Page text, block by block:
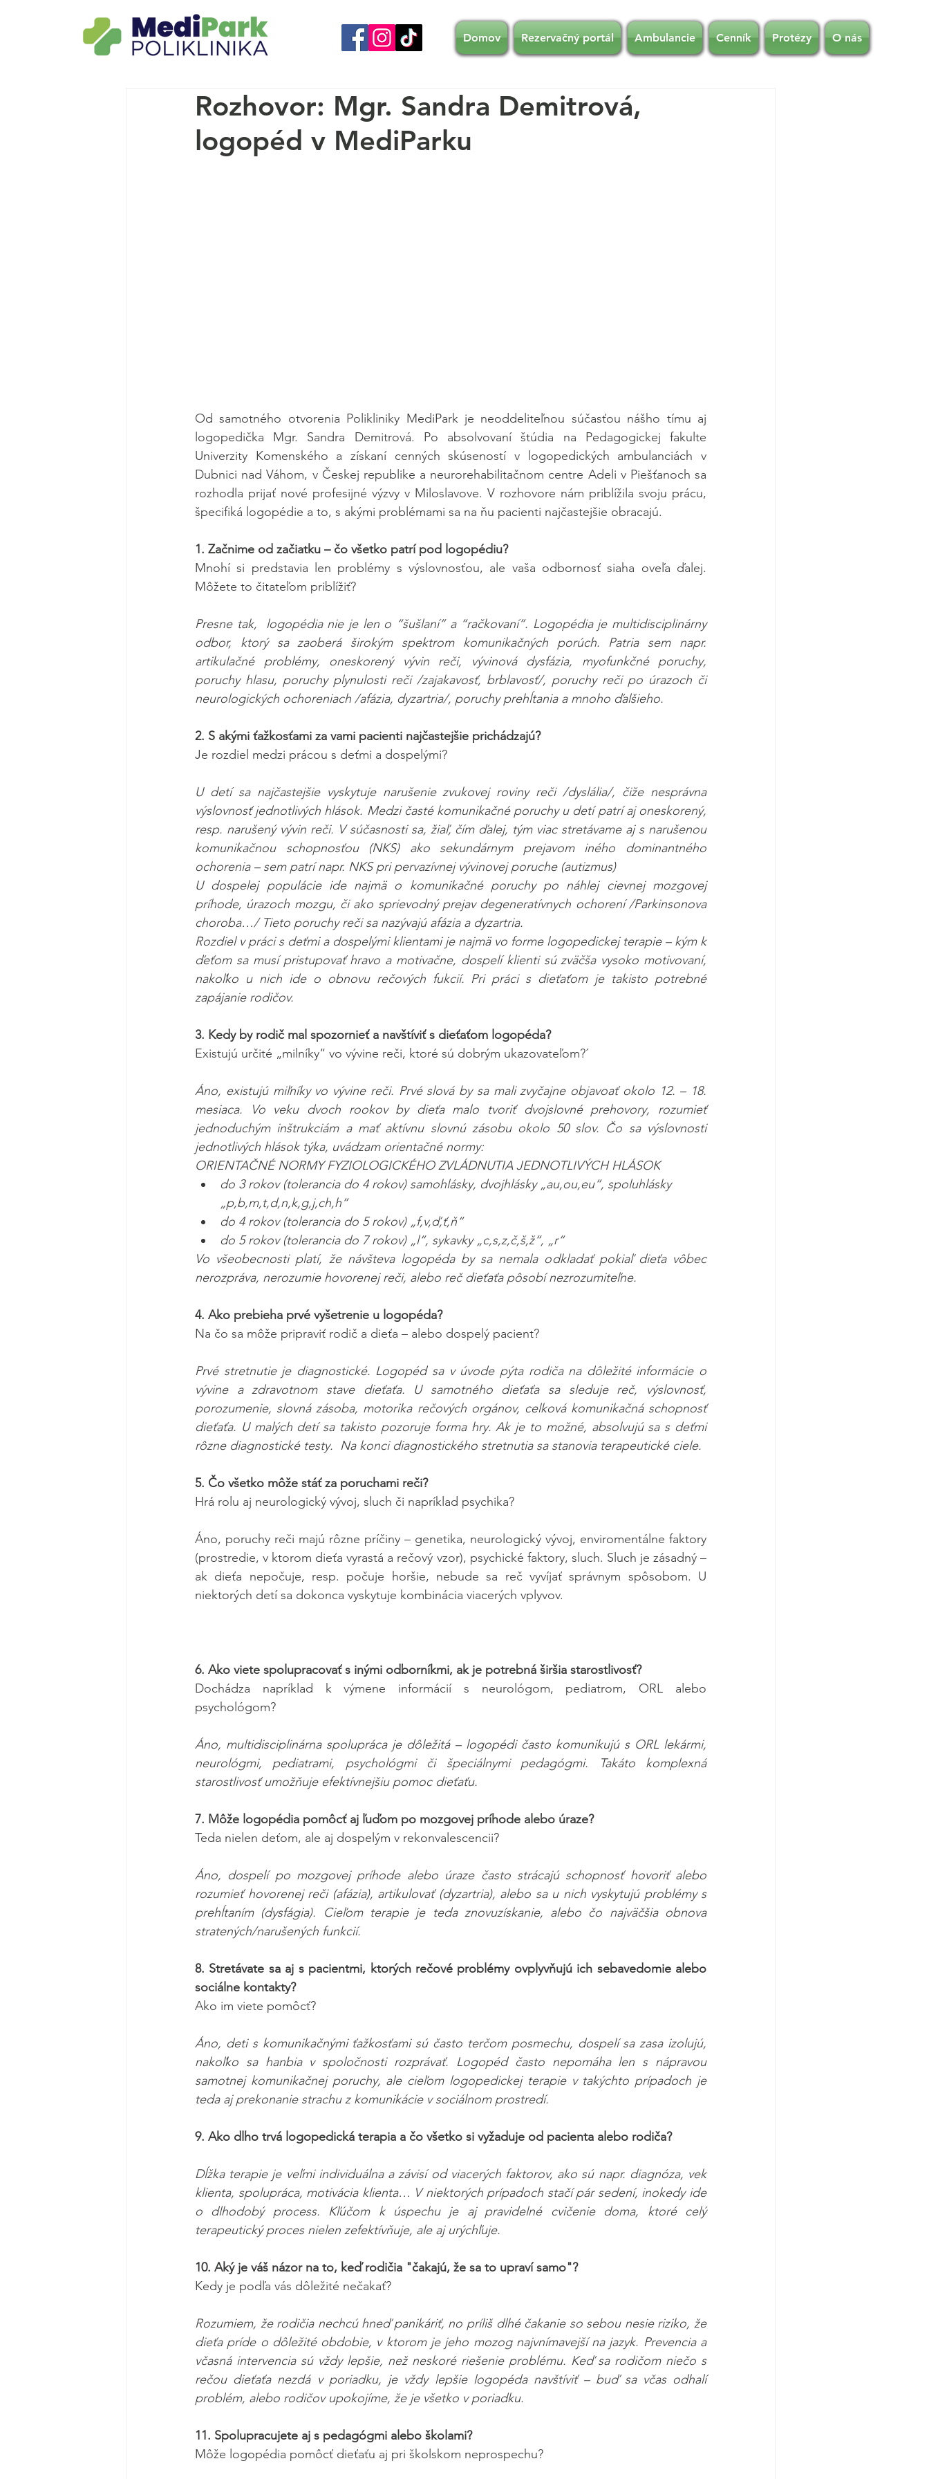
Domov Rezervačný portál Ambulancie Cenník Protézy O nás
Rozhovor: Mgr. Sandra Demitrová,
logopéd v MediParku
Od samotného otvorenia Polikliniky MediPark je neoddeliteľnou súčasťou nášho tímu aj
logopedička Mgr. Sandra Demitrová. Po absolvovaní štúdia na Pedagogickej fakulte
Univerzity Komenského a získaní cenných skúseností v logopedických ambulanciách v
Dubnici nad Váhom, v Českej republike a neurorehabilitačnom centre Adeli v Piešťanoch sa
rozhodla prijať nové profesijné výzvy v Miloslavove. V rozhovore nám priblížila svoju prácu,
špecifiká logopédie a to, s akými problémami sa na ňu pacienti najčastejšie obracajú.
1. Začnime od začiatku – čo všetko patrí pod logopédiu?
Mnohí si predstavia len problémy s výslovnosťou, ale vaša odbornosť siaha oveľa ďalej.
Môžete to čitateľom priblížiť?
Presne tak,  logopédia nie je len o “šušlaní” a “račkovaní”. Logopédia je multidisciplinárny
odbor, ktorý sa zaoberá širokým spektrom komunikačných porúch. Patria sem napr.
artikulačné problémy, oneskorený vývin reči, vývinová dysfázia, myofunkčné poruchy,
poruchy hlasu, poruchy plynulosti reči /zajakavosť, brblavosť/, poruchy reči po úrazoch či
neurologických ochoreniach /afázia, dyzartria/, poruchy prehĺtania a mnoho ďalšieho.
2. S akými ťažkosťami za vami pacienti najčastejšie prichádzajú?
Je rozdiel medzi prácou s deťmi a dospelými?
U detí sa najčastejšie vyskytuje narušenie zvukovej roviny reči /dyslália/, čiže nesprávna
výslovnosť jednotlivých hlások. Medzi časté komunikačné poruchy u detí patrí aj oneskorený,
resp. narušený vývin reči. V súčasnosti sa, žiaľ, čím ďalej, tým viac stretávame aj s narušenou
komunikačnou schopnosťou (NKS) ako sekundárnym prejavom iného dominantného
ochorenia – sem patrí napr. NKS pri pervazívnej vývinovej poruche (autizmus)
U dospelej populácie ide najmä o komunikačné poruchy po náhlej cievnej mozgovej
príhode, úrazoch mozgu, či ako sprievodný prejav degeneratívnych ochorení /Parkinsonova
choroba…/ Tieto poruchy reči sa nazývajú afázia a dyzartria.
Rozdiel v práci s deťmi a dospelými klientami je najmä vo forme logopedickej terapie – kým k
ďeťom sa musí pristupovať hravo a motivačne, dospelí klienti sú zväčša vysoko motivovaní,
nakoľko u nich ide o obnovu rečových fukcií. Pri práci s dieťaťom je takisto potrebné
zapájanie rodičov.
3. Kedy by rodič mal spozornieť a navštíviť s dieťaťom logopéda?
Existujú určité „milníky“ vo vývine reči, ktoré sú dobrým ukazovateľom?´
Áno, existujú miľníky vo vývine reči. Prvé slová by sa mali zvyčajne objavoať okolo 12. – 18.
mesiaca. Vo veku dvoch rookov by dieťa malo tvoriť dvojslovné prehovory, rozumieť
jednoduchým inštrukciám a mať aktívnu slovnú zásobu okolo 50 slov. Čo sa výslovnosti
jednotlivých hlások týka, uvádzam orientačné normy:
ORIENTAČNÉ NORMY FYZIOLOGICKÉHO ZVLÁDNUTIA JEDNOTLIVÝCH HLÁSOK
do 3 rokov (tolerancia do 4 rokov) samohlásky, dvojhlásky „au,ou,eu“, spoluhlásky
„p,b,m,t,d,n,k,g,j,ch,h“
do 4 rokov (tolerancia do 5 rokov) „f,v,ď,ť,ň“
do 5 rokov (tolerancia do 7 rokov) „l“, sykavky „c,s,z,č,š,ž“, „r“
Vo všeobecnosti platí, že návšteva logopéda by sa nemala odkladať pokiaľ dieťa vôbec
nerozpráva, nerozumie hovorenej reči, alebo reč dieťaťa pôsobí nezrozumiteľne.
4. Ako prebieha prvé vyšetrenie u logopéda?
Na čo sa môže pripraviť rodič a dieťa – alebo dospelý pacient?
Prvé stretnutie je diagnostické. Logopéd sa v úvode pýta rodiča na dôležité informácie o
vývine a zdravotnom stave dieťaťa. U samotného dieťaťa sa sleduje reč, výslovnosť,
porozumenie, slovná zásoba, motorika rečových orgánov, celková komunikačná schopnosť
dieťaťa. U malých detí sa takisto pozoruje forma hry. Ak je to možné, absolvujú sa s deťmi
rôzne diagnostické testy.  Na konci diagnostického stretnutia sa stanovia terapeutické ciele.
5. Čo všetko môže stáť za poruchami reči?
Hrá rolu aj neurologický vývoj, sluch či napríklad psychika?
Áno, poruchy reči majú rôzne príčiny – genetika, neurologický vývoj, enviromentálne faktory
(prostredie, v ktorom dieťa vyrastá a rečový vzor), psychické faktory, sluch. Sluch je zásadný –
ak dieťa nepočuje, resp. počuje horšie, nebude sa reč vyvíjať správnym spôsobom. U
niektorých detí sa dokonca vyskytuje kombinácia viacerých vplyvov.
6. Ako viete spolupracovať s inými odborníkmi, ak je potrebná širšia starostlivosť?
Dochádza napríklad k výmene informácií s neurológom, pediatrom, ORL alebo
psychológom?
Áno, multidisciplinárna spolupráca je dôležitá – logopédi často komunikujú s ORL lekármi,
neurológmi, pediatrami, psychológmi či špeciálnymi pedagógmi. Takáto komplexná
starostlivosť umožňuje efektívnejšiu pomoc dieťaťu.
7. Môže logopédia pomôcť aj ľuďom po mozgovej príhode alebo úraze?
Teda nielen deťom, ale aj dospelým v rekonvalescencii?
Áno, dospelí po mozgovej príhode alebo úraze často strácajú schopnosť hovoriť alebo
rozumieť hovorenej reči (afázia), artikulovať (dyzartria), alebo sa u nich vyskytujú problémy s
prehĺtaním (dysfágia). Cieľom terapie je teda znovuzískanie, alebo čo najväčšia obnova
stratených/narušených funkcií.
8. Stretávate sa aj s pacientmi, ktorých rečové problémy ovplyvňujú ich sebavedomie alebo
sociálne kontakty?
Ako im viete pomôcť?
Áno, deti s komunikačnými ťažkosťami sú často terčom posmechu, dospelí sa zasa izolujú,
nakoľko sa hanbia v spoločnosti rozprávať. Logopéd často nepomáha len s nápravou
samotnej komunikačnej poruchy, ale cieľom logopedickej terapie v takýchto prípadoch je
teda aj prekonanie strachu z komunikácie v sociálnom prostredí.
9. Ako dlho trvá logopedická terapia a čo všetko si vyžaduje od pacienta alebo rodiča?
Dĺžka terapie je veľmi individuálna a závisí od viacerých faktorov, ako sú napr. diagnóza, vek
klienta, spolupráca, motivácia klienta… V niektorých prípadoch stačí pár sedení, inokedy ide
o dlhodobý process. Kľúčom k úspechu je aj pravidelné cvičenie doma, ktoré celý
terapeutický proces nielen zefektívňuje, ale aj urýchľuje.
10. Aký je váš názor na to, keď rodičia "čakajú, že sa to upraví samo"?
Kedy je podľa vás dôležité nečakať?
Rozumiem, že rodičia nechcú hneď panikáriť, no príliš dlhé čakanie so sebou nesie riziko, že
dieťa príde o dôležité obdobie, v ktorom je jeho mozog najvnímavejší na jazyk. Prevencia a
včasná intervencia sú vždy lepšie, než neskoré riešenie problému. Keď sa rodičom niečo s
rečou dieťaťa nezdá v poriadku, je vždy lepšie logopéda navštíviť – buď sa včas odhalí
problém, alebo rodičov upokojíme, že je všetko v poriadku.
11. Spolupracujete aj s pedagógmi alebo školami?
Môže logopédia pomôcť dieťaťu aj pri školskom neprospechu?